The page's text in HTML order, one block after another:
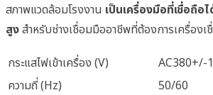
สภาพแวดล้อมโรงงาน เป็นเครื่องมือที่เชื่อถือ
สูงสำหรับช่างเชื่อมมืออาชีพที่ต้องการเครื่อง
กระแสไฟเข้าเครื่อง (V)
AC380+/-
ความถี่ (Hz)
50/60